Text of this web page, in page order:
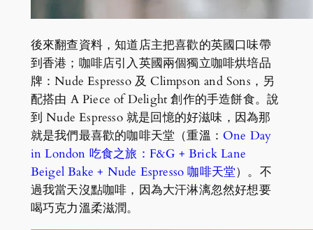
後來翻查資料，知道店主把喜歡的英國口味帶
到香港；咖啡店引入英國兩個獨立咖啡烘培品
牌：Nude Espresso 及 Climpson and Sons，另
配搭由 A Piece of Delight 創作的手造餅食。說
到 Nude Espresso 就是回憶的好滋味，因為那
就是我們最喜歡的咖啡天堂（重溫： One Day
in London 吃食之旅：F&G + Brick Lane
Beigel Bake + Nude Espresso 咖啡天堂）。不
過我當天沒點咖啡，因為大汗淋漓忽然好想要
喝巧克力溫柔滋潤。